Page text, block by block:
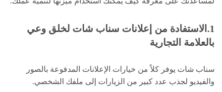
1.الاستفادة من إعلانات سناب شات لخلق وعي
بالعلامة التجارية
سناب شات يوفر كلاً من خيارات الإعلانات المدفوعة بالصور
والفيديو لجذب عدد كبير من الزيارات إلى ملفك الشخصي.